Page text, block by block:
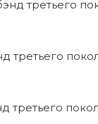
третьего
третьего
третьего